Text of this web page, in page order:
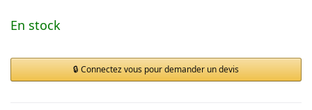
En stock
Connectez vous pour demander un devis